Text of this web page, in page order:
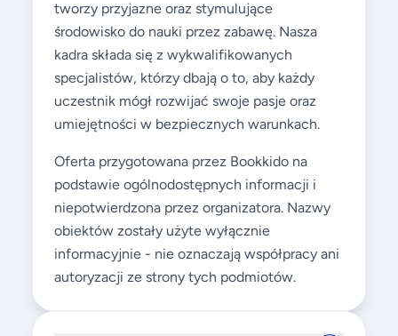
tworzy przyjazne oraz stymulujące
środowisko do nauki przez zabawę. Nasza
kadra składa się z wykwalifikowanych
specjalistów, którzy dbają o to, aby każdy
uczestnik mógł rozwijać swoje pasje oraz
umiejętności w bezpiecznych warunkach.
Oferta przygotowana przez Bookkido na
podstawie ogólnodostępnych informacji i
niepotwierdzona przez organizatora. Nazwy
obiektów zostały użyte wyłącznie
informacyjnie - nie oznaczają współpracy ani
autoryzacji ze strony tych podmiotów.